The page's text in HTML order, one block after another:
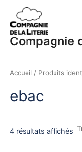
contenu
Compagnie
Accueil / Produits
ebac
4 résultats affichés